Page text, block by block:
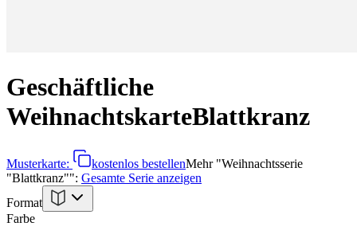
Geschäftliche
WeihnachtskarteBlattkranz
Musterkarte: kostenlos bestellenMehr"Weihnachtsserie
"Blattkranz"": Gesamte Serie anzeigen
Format
Farbe